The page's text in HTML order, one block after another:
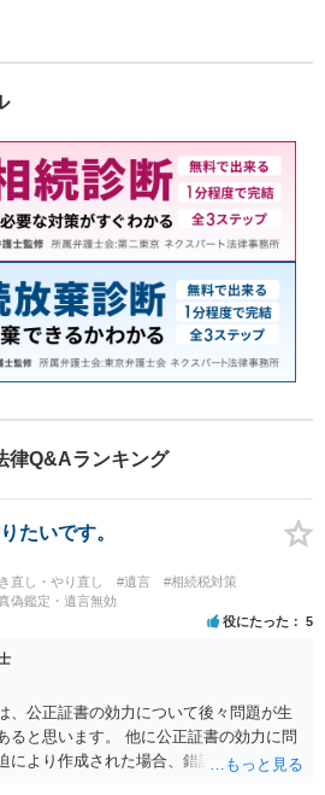
る弁護士を目指しま
2分】
律Q&Aランキング
たいです。
直し・やり直し #遺言
#相続税対策
偽鑑定・遺言無効
役にたった 5
、公正証書の効力について後々問題が生
ると思います。 他に公正証書の効力に問
により作成された場合、錯誤（勘違い）